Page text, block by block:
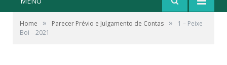
Home » Parecer Prévio e Julgamento de Contas »
1 – Peixe
Boi – 2021